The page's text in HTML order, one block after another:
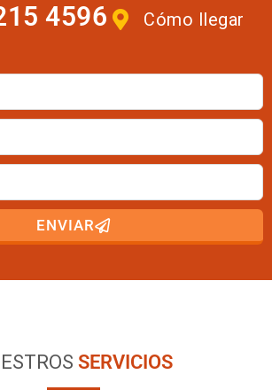
4596 Cómo llegar
ENVIAR
SERVICIOS